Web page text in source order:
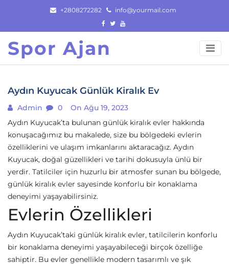
content
+2808272282 info@yourmail.com
Spor Ajan
Aydın Kuyucak Günlük Kiralık Ev
Admin 0
On Ağu 19, 2023
Aydın Kuyucak’ta bulunan günlük kiralık evler hakkında
konuşacağımız bu makalede, size bu bölgedeki evlerin
özelliklerini ve ulaşım imkanlarını aktaracağız. Aydın
Kuyucak, doğal güzellikleri ve tarihi dokusuyla ünlü bir
yerdir. Tatilciler için huzurlu bir atmosfer sunan bu bölgede,
günlük kiralık evler sayesinde konforlu bir konaklama
deneyimi yaşayabilirsiniz.
Evlerin Özellikleri
Aydın Kuyucak’taki günlük kiralık evler, tatilcilerin konforlu
bir konaklama deneyimi yaşayabileceği birçok özelliğe
sahiptir. Bu evler genellikle modern tasarımlı ve şık